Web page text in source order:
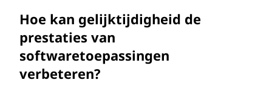
Hoe kan gelijktijdigheid de
prestaties van
softwaretoepassingen
verbeteren?